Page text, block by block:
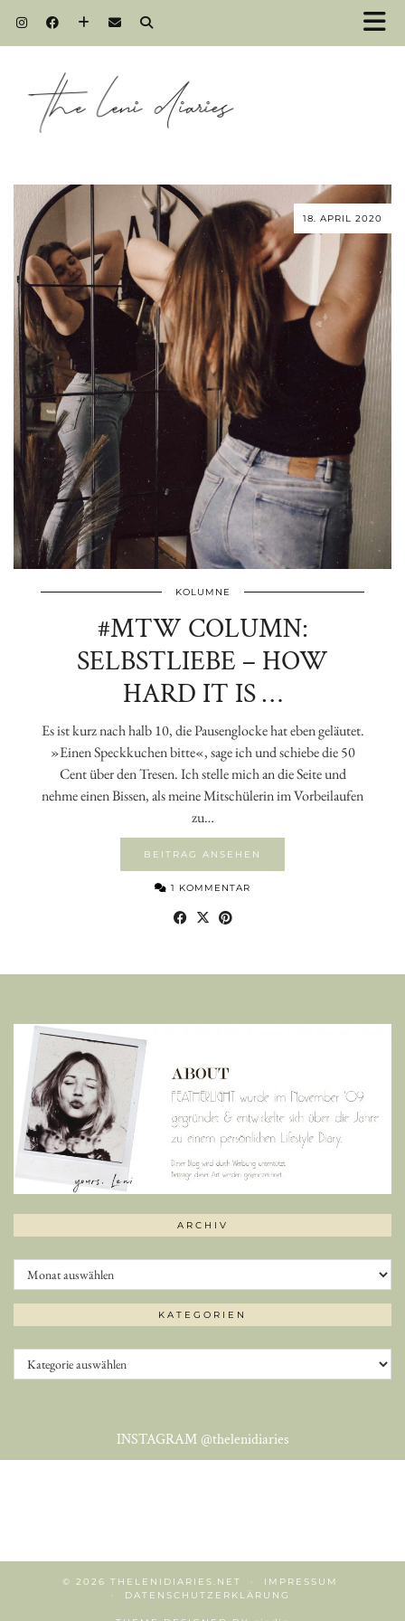
18. APRIL 2020
KOLUMNE
#MTW COLUMN:
SELBSTLIEBE – HOW
HARD IT IS …
Es ist kurz nach halb 10, die Pausenglocke hat eben geläutet.
»Einen Speckkuchen bitte«, sage ich und schiebe die 50
Cent über den Tresen. Ich stelle mich an die Seite und
nehme einen Bissen, als meine Mitschülerin im Vorbeilaufen
zu…
BEITRAG ANSEHEN
1 KOMMENTAR
ARCHIV
Archiv
KATEGORIEN
Kategorien
INSTAGRAM @thelenidiaries
© 2026 THELENIDIARIES.NET
IMPRESSUM
DATENSCHUTZERKLÄRUNG